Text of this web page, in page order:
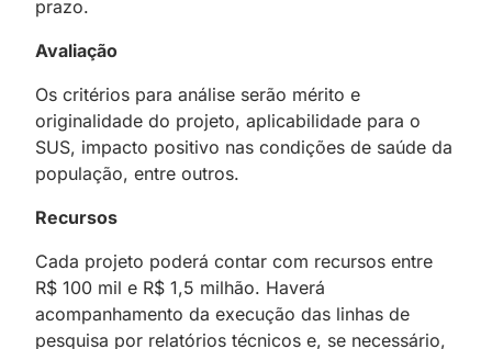
prazo.
Avaliação
Os critérios para análise serão mérito e
originalidade do projeto, aplicabilidade para o
SUS, impacto positivo nas condições de saúde da
população, entre outros.
Recursos
Cada projeto poderá contar com recursos entre
R$ 100 mil e R$ 1,5 milhão. Haverá
acompanhamento da execução das linhas de
pesquisa por relatórios técnicos e, se necessário,